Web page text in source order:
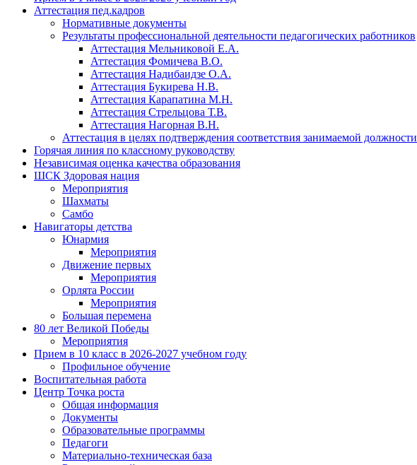
Аттестация пед.кадров
Нормативные документы
Результаты профессиональной деятельности педагогических работников
Аттестация Мельниковой Е.А.
Аттестация Фомичева В.О.
Аттестация Надибаидзе О.А.
Аттестация Букирева Н.В.
Аттестация Карапатина М.Н.
Аттестация Стрельцова Т.В.
Аттестация Нагорная В.Н.
Аттестация в целях подтверждения соответствия занимаемой должности
Горячая линия по классному руководству
Независимая оценка качества образования
ШСК Здоровая нация
Мероприятия
Шахматы
Самбо
Навигаторы детства
Юнармия
Мероприятия
Движение первых
Мероприятия
Орлята России
Мероприятия
Большая перемена
80 лет Великой Победы
Мероприятия
Прием в 10 класс в 2026-2027 учебном году
Профильное обучение
Воспитательная работа
Центр Точка роста
Общая информация
Документы
Образовательные программы
Педагоги
Материально-техническая база